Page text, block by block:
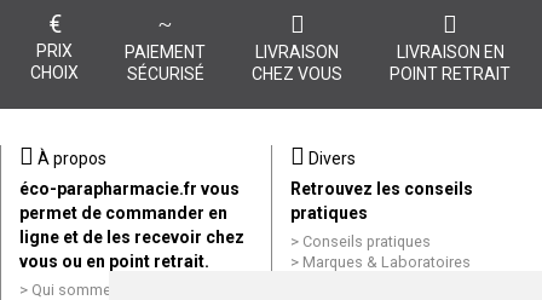
€
PRIX
CHOIX
PAIEMENT
SÉCURISÉ
LIVRAISON
CHEZ VOUS
LIVRAISON EN
POINT RETRAIT
À propos
éco-parapharmacie.fr vous
permet de commander en
ligne et de les recevoir chez
vous ou en point retrait.
Qui sommes nous ?
Divers
Retrouvez les conseils
pratiques
Conseils pratiques
Marques & Laboratoires